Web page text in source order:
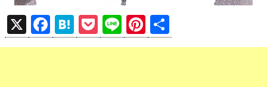
X
F
a
H
at
P
o
Li
n
Pi
nt 有